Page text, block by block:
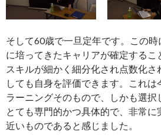
そして60歳で一旦定年です。この
に培ってきたキャリアが確定するこ
スキルが細かく細分化され点数化さ
しても自身を評価できます。これ
ラーニングそのもので、しかも選
とても専門的かつ具体的で、非常に
近いものであると感じました。